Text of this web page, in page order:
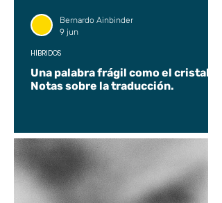
Una palabra frágil como el cristal.
Notas sobre la traducción.
HÍBRIDOS
Bernardo Ainbinder
9 jun